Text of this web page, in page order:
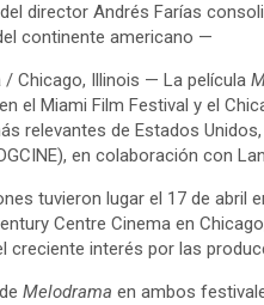
director Andrés Farías
continente americano —
/ Chicago, Illinois — La película
el Miami Film Festival y el
relevantes de Estados
en colaboración con
tuvieron lugar el 17 de abril
Centre Cinema en
creciente interés por las
Melodrama en ambos